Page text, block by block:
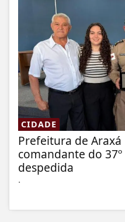
CIDADE
Prefeitura de
comandante do
despedida
.